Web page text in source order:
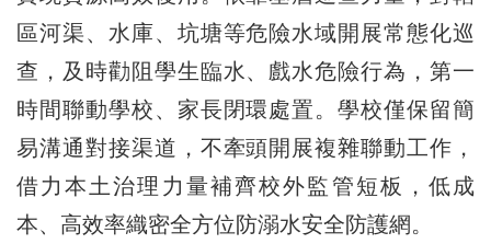
區河渠、水庫、坑塘等危險水域開展常態化巡
查，及時勸阻學生臨水、戲水危險行為，第一
時間聯動學校、家長閉環處置。學校僅保留簡
易溝通對接渠道，不牽頭開展複雜聯動工作，
借力本土治理力量補齊校外監管短板，低成
本、高效率織密全方位防溺水安全防護網。